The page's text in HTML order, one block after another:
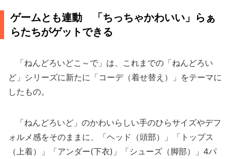
ゲームとも連動 「ちっちゃかわいい」らぁ
らたちがゲットできる
「ねんどろいどこ～で」は、これまでの「ねんどろい
ど」シリーズに新たに「コーデ（着せ替え）」をテーマに
したもの。
「ねんどろいど」のかわいらしい手のひらサイズやデフ
ォルメ感をそのままに、「ヘッド（頭部）」「トップス
（上着）」「アンダー(下衣)」「シューズ（脚部）」4パ